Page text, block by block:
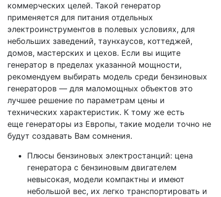
коммерческих целей. Такой генератор
применяется для питания отдельных
электроинструментов в полевых условиях, для
небольших заведений, таунхаусов, коттеджей,
домов, мастерских и цехов. Если вы ищите
генератор в пределах указанной мощности,
рекомендуем выбирать модель среди бензиновых
генераторов — для маломощных объектов это
лучшее решение по параметрам цены и
технических характеристик. К тому же есть
еще генераторы из Европы, такие модели точно не
будут создавать Вам сомнения.
Плюсы бензиновых электростанций: цена
генератора с бензиновым двигателем
невысокая, модели компактны и имеют
небольшой вес, их легко транспортировать и